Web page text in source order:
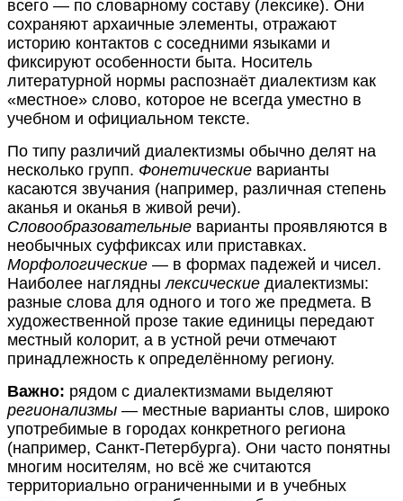
всего — по словарному составу (лексике). Они
сохраняют архаичные элементы, отражают
историю контактов с соседними языками и
фиксируют особенности быта. Носитель
литературной нормы распознаёт диалектизм как
«местное» слово, которое не всегда уместно в
учебном и официальном тексте.
По типу различий диалектизмы обычно делят на
несколько групп. Фонетические варианты
касаются звучания (например, различная степень
аканья и оканья в живой речи).
Словообразовательные варианты проявляются в
необычных суффиксах или приставках.
Морфологические — в формах падежей и чисел.
Наиболее нагляднылексические диалектизмы:
разные слова для одного и того же предмета. В
художественной прозе такие единицы передают
местный колорит, а в устной речи отмечают
принадлежность к определённому региону.
Важно: рядом с диалектизмами выделяют
регионализмы — местные варианты слов, широко
употребимые в городах конкретного региона
(например, Санкт-Петербурга). Они часто понятны
многим носителям, но всё же считаются
территориально ограниченными и в учебных